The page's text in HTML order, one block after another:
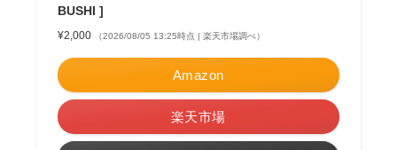
BUSHI ]
¥2,000 （2026/08/05 13:25時点 | 楽天市場調べ）
Amazon
楽天市場